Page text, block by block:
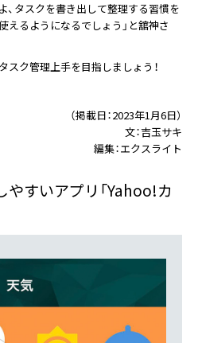
、タスクを書き出して整理する習慣を
えるようになるでしょう」と舘神さ
スク管理上手を目指しましょう！
（掲載日：2023年1月6日）
文：吉玉サキ
編集：エクスライト
すいアプリ「Yahoo!カ